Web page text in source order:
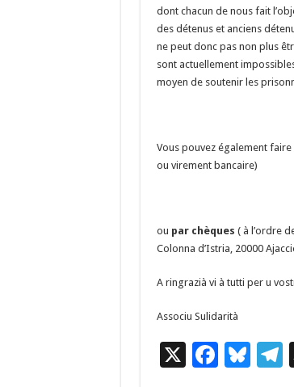
dont chacun de nous fait
des détenus et anciens
ne peut donc pas non plus
sont actuellement
moyen de soutenir les
Vous pouvez également
ou virement bancaire)
ou par chèques ( à l’ordre
Colonna d’Istria, 20000
A ringrazià vi à tutti per u
Associu Sulidarità
X F
Bl